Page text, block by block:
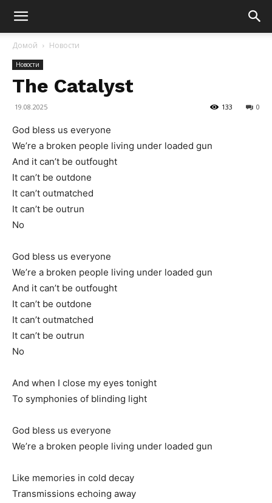
Домой Новости
Новости
The Catalyst
19.08.2025 0
133
God bless us everyone
We’re a broken people living under loaded gun
And it can’t be outfought
It can’t be outdone
It can’t outmatched
It can’t be outrun
No
God bless us everyone
We’re a broken people living under loaded gun
And it can’t be outfought
It can’t be outdone
It can’t outmatched
It can’t be outrun
No
And when I close my eyes tonight
To symphonies of blinding light
God bless us everyone
We’re a broken people living under loaded gun
Like memories in cold decay
Transmissions echoing away